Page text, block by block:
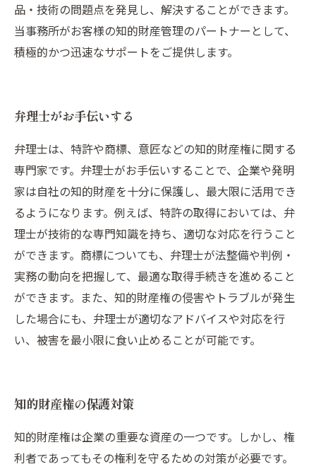
品・技術の問題点を発見し、解決することができます。
当事務所がお客様の知的財産管理のパートナーとして、
積極的かつ迅速なサポートをご提供します。
弁理士がお手伝いする
弁理士は、特許や商標、意匠などの知的財産権に関する
専門家です。弁理士がお手伝いすることで、企業や発明
家は自社の知的財産を十分に保護し、最大限に活用でき
るようになります。例えば、特許の取得においては、弁
理士が技術的な専門知識を持ち、適切な対応を行うこと
ができます。商標についても、弁理士が法整備や判例・
実務の動向を把握して、最適な取得手続きを進めること
ができます。また、知的財産権の侵害やトラブルが発生
した場合にも、弁理士が適切なアドバイスや対応を行
い、被害を最小限に食い止めることが可能です。
知的財産権の保護対策
知的財産権は企業の重要な資産の一つです。しかし、権
利者であってもその権利を守るための対策が必要です。